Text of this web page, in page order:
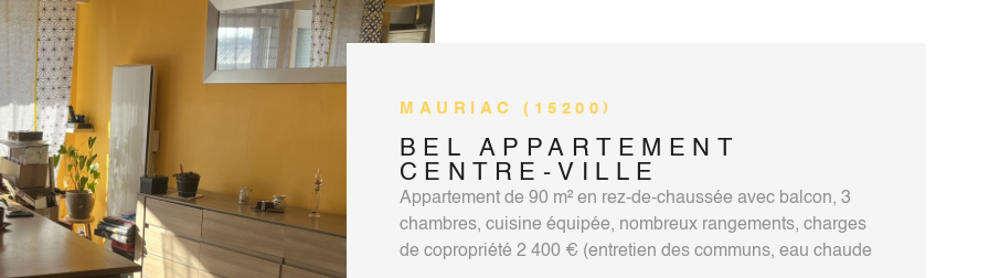
MAURIAC (15200)
BEL APPARTEMENT
CENTRE-VILLE
Appartement de 90 m² en rez-de-chaussée avec balcon, 3
chambres, cuisine équipée, nombreux rangements, charges
de copropriété 2 400 € (entretien des communs, eau chaude
BIEN